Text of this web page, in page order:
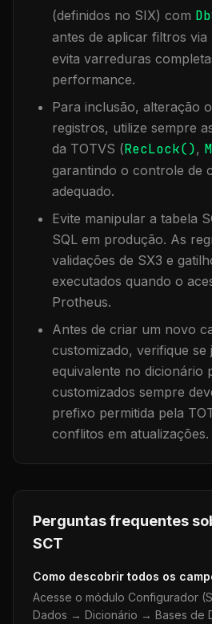
(definidos no SIX) com
antes de aplicar filtros via
evita varreduras
performance.
Para inclusão, alteração
registros, utilize sempre
da TOTVS (RecLock(),
garantindo o controle de
adequado.
Evite manipular a tabela
SQL em produção. As
validações de SX3 e
executados quando o
Protheus.
Antes de criar um novo
customizado, verifique se
equivalente no dicionário
customizados sempre
prefixo permitida pela
conflitos em atualizações.
Perguntas frequentes
SCT
Como descobrir todos os
Acesse o módulo Configurador
Dados → Dicionário → Bases de